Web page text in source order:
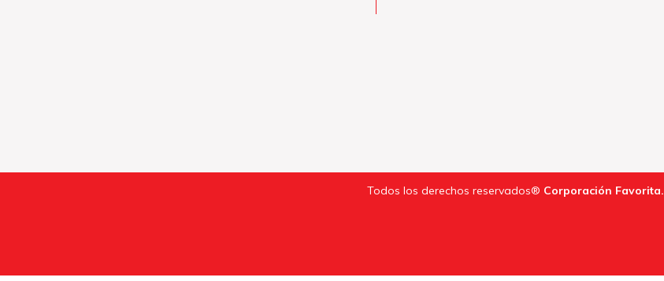
Todos los derechos reservados® Corporación Favorita.